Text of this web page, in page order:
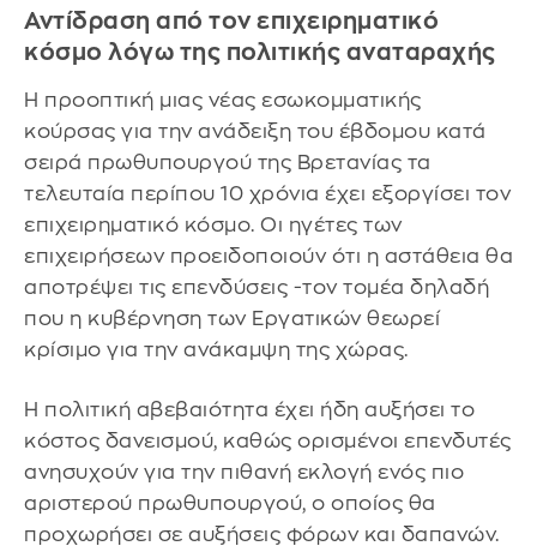
Αντίδραση από τον επιχειρηματικό
κόσμο λόγω της πολιτικής αναταραχής
Η προοπτική μιας νέας εσωκομματικής
κούρσας για την ανάδειξη του έβδομου κατά
σειρά πρωθυπουργού της Βρετανίας τα
τελευταία περίπου 10 χρόνια έχει εξοργίσει τον
επιχειρηματικό κόσμο. Οι ηγέτες των
επιχειρήσεων προειδοποιούν ότι η αστάθεια θα
αποτρέψει τις επενδύσεις -τον τομέα δηλαδή
που η κυβέρνηση των Εργατικών θεωρεί
κρίσιμο για την ανάκαμψη της χώρας.
Η πολιτική αβεβαιότητα έχει ήδη αυξήσει το
κόστος δανεισμού, καθώς ορισμένοι επενδυτές
ανησυχούν για την πιθανή εκλογή ενός πιο
αριστερού πρωθυπουργού, ο οποίος θα
προχωρήσει σε αυξήσεις φόρων και δαπανών.